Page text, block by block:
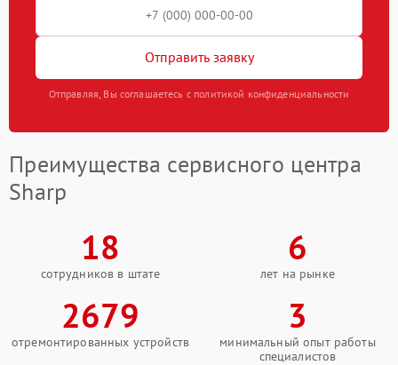
Отправить заявку
Отправляя, Вы соглашаетесь с политикой конфиденциальности
Преимущества сервисного центра
Sharp
18
сотрудников в штате
6
лет на рынке
2679
отремонтированных устройств
3
минимальный опыт работы
специалистов